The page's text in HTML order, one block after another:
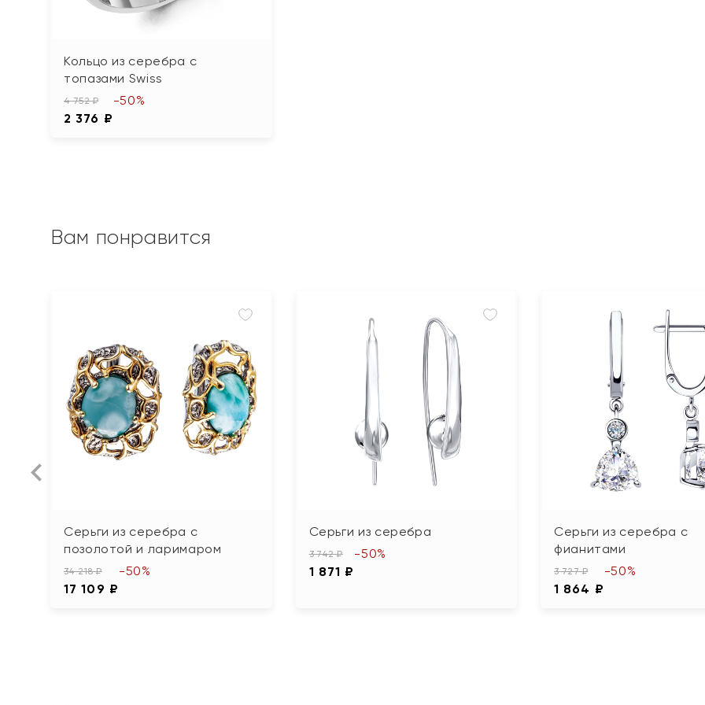
Кольцо из серебра с
топазами Swiss
4 752 ₽
2 376 ₽
-50%
Вам понравится
Серьги из серебра с
позолотой и ларимаром
34 218 ₽
17 109 ₽
-50%
Серьги из серебра
3 742 ₽
1 871 ₽
-50%
Серьги из серебра с
фианитами
3 727 ₽
1 864 ₽
-50%